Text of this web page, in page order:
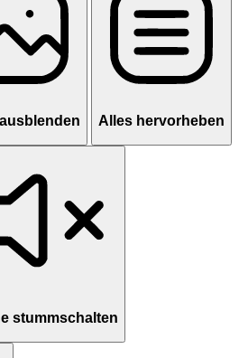
Alles hervorheben
stummschalten